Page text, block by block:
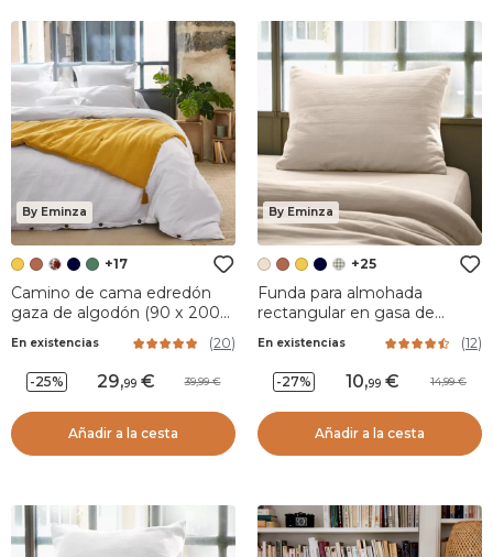
By Eminza
+17
Camino de cama edredón
gaza de algodón (90 x 200
En existencias (20)
-25% 29,99 39,99
Añadir a la cesta
By Eminza
+25
Funda para almohada
rectangular en gasa de
Beige pampa
En existencias (12)
-27% 10,99 14,99
Añadir a la cesta